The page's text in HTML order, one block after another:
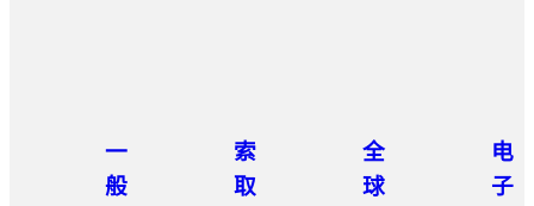
一
般
索
取
全
球
电
子